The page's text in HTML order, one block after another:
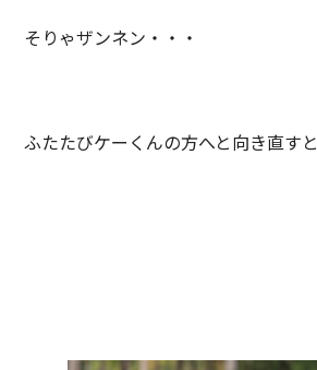
そりゃザンネン・・・
ふたたびケーくんの方へと向き直すと